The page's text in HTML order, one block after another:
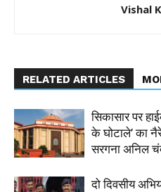
Vishal
RELATED ARTICLES
सिकासार पर
के घोटाले’ का
सरगना अनिल
दो दिवसीय